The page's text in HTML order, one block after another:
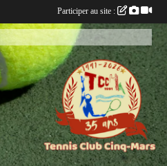
Participer au site :